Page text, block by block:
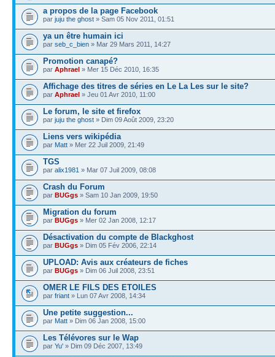
a propos de la page Facebook
par juju the ghost » Sam 05 Nov 2011, 01:51
ya un être humain ici
par seb_c_bien » Mar 29 Mars 2011, 14:27
Promotion canapé?
par Aphrael » Mer 15 Déc 2010, 16:35
Affichage des titres de séries en Le La Les sur le site?
par Aphrael » Jeu 01 Avr 2010, 11:00
Le forum, le site et firefox
par juju the ghost » Dim 09 Août 2009, 23:20
Liens vers wikipédia
par Matt » Mer 22 Juil 2009, 21:49
TGS
par alix1981 » Mar 07 Juil 2009, 08:08
Crash du Forum
par BUGgs » Sam 10 Jan 2009, 19:50
Migration du forum
par BUGgs » Mer 02 Jan 2008, 12:17
Désactivation du compte de Blackghost
par BUGgs » Dim 05 Fév 2006, 22:14
UPLOAD: Avis aux créateurs de fiches
par BUGgs » Dim 06 Juil 2008, 23:51
OMER LE FILS DES ETOILES
par friant » Lun 07 Avr 2008, 14:34
Une petite suggestion...
par Matt » Dim 06 Jan 2008, 15:00
Les Télévores sur le Wap
par Yu' » Dim 09 Déc 2007, 13:49